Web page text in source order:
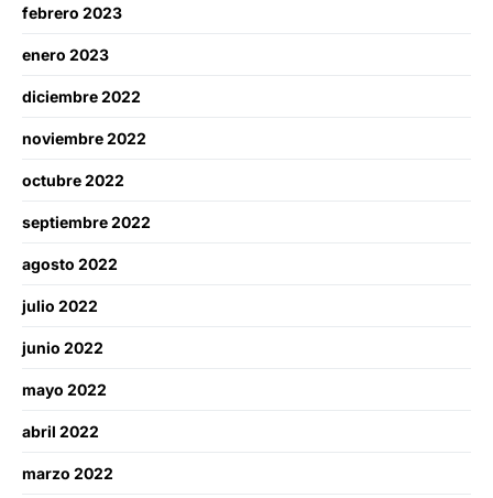
febrero 2023
enero 2023
diciembre 2022
noviembre 2022
octubre 2022
septiembre 2022
agosto 2022
julio 2022
junio 2022
mayo 2022
abril 2022
marzo 2022